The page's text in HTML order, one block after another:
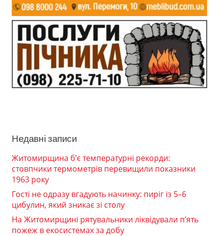
Недавні записи
Житомирщина б’є температурні рекорди:
стовпчики термометрів перевищили показники
1963 року
Гості не одразу вгадують начинку: пиріг із 5–6
цибулин, який зникає зі столу
На Житомирщині рятувальники ліквідували п’ять
пожеж в екосистемах за добу